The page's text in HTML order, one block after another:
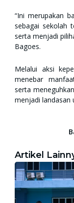
“Ini merupakan
sebagai sekolah
serta menjadi
Bagoes.
Melalui aksi
menebar
serta
menjadi landasan
Artikel